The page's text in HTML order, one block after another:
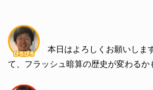
本日はよろしくお願いしま
て、フラッシュ暗算の歴史が変わるか